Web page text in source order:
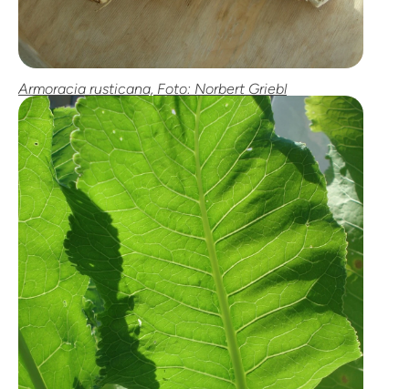
Armoracia rusticana, Foto: Norbert Griebl